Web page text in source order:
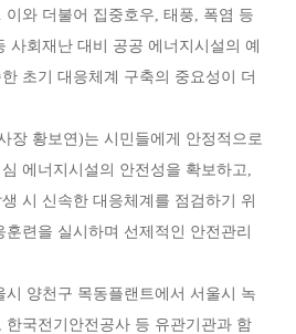
이와 더불어 집중호우, 태풍, 폭염 등
사회재난 대비 공공 에너지시설의 예
초기 대응체계 구축의 중요성이 더
장 황보연)는 시민들에게 안정적으로
에너지시설의 안전성을 확보하고,
시 신속한 대응체계를 점검하기 위
련을 실시하며 선제적인 안전관리
양천구 목동플랜트에서 서울시 녹
국전기안전공사 등 유관기관과 함